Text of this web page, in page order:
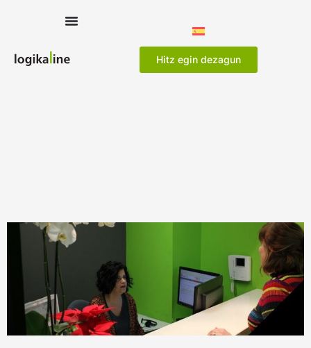
Hitz egin dezagun